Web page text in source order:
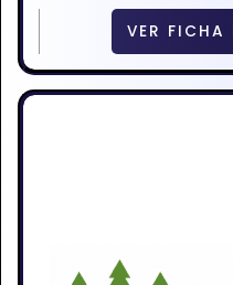
VER FICHA